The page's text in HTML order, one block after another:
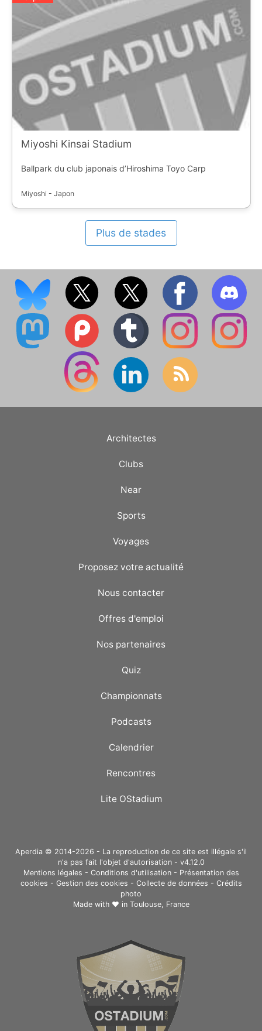
Miyoshi Kinsai Stadium
Ballpark du club japonais d’Hiroshima Toyo Carp
Miyoshi - Japon
Plus de stades
Architectes
Clubs
Near
Sports
Voyages
Proposez votre actualité
Nous contacter
Offres d'emploi
Nos partenaires
Quiz
Championnats
Podcasts
Calendrier
Rencontres
Lite OStadium
Aperdia © 2014-2026 - La reproduction de ce site est illégale s'il
n'a pas fait l'objet d'autorisation - v4.12.0
Mentions légales - Conditions d'utilisation- Présentation des
cookies - Gestion des cookies - Collecte de données - Crédits
photo
Made with ❤ in Toulouse, France